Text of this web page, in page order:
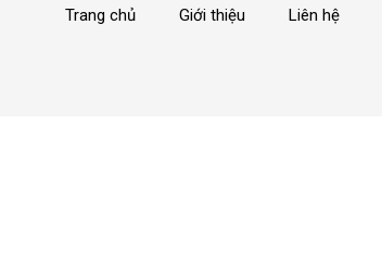
Trang chủ Giới thiệu Liên hệ